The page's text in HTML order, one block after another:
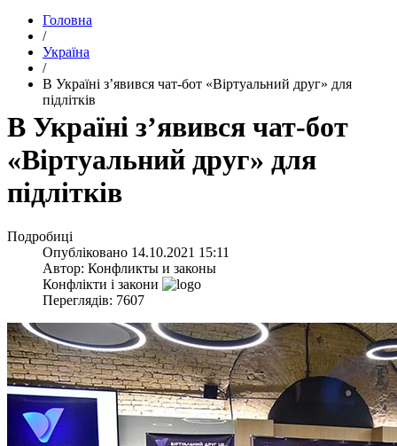
Головна
/
Україна
/
​В Україні з’явився чат-бот «Віртуальний друг» для
підлітків
​В Україні з’явився чат-бот
«Віртуальний друг» для
підлітків
Подробиці
Опубліковано 14.10.2021 15:11
Автор: Конфликты и законы
Конфлікти і закони
Переглядів: 7607